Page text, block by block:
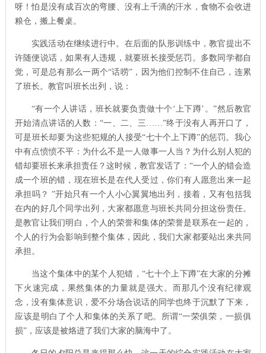
呀！怕是没有成百次的弯腰、没有上千滴的汗水，食物不会收进
粮仓，搬上餐桌。
实践活动在继续进行中。在后面的队形训练中，教官提出不
许随便说话，如果有人违规，就要班长接受惩罚。多数同学都自
觉，可是总有那么一两个“话唠”，因为他们控制不住自己，连累
了班长。教官叫班长出列，说：
“有一个人讲话，班长就要负责做十个‘上下蹲’。”然后教官
开始清点讲话的人数：“一、二、三……”终于没有人再开口了，
可是班长却要为这些犯规的人接受“七十个上下蹲”的惩罚。我心
中有点愤愤不平：为什么不是一人做事一人当？为什么别人犯的
错却要班长来承担责任？这时候，教官发话了：“一个人的错会造
成一个班的错，现在班长是在代人受过，你们有人愿意出来一起
承担吗？ ”开始只有一个人小心翼翼地出列，接着，又有包括我
在内的好几个同学出列，大家都愿意与班长共同分担这份责任。
是教官让我们明白，个人的荣誉和集体的荣誉是联系在一起的，
个人的行为会影响到整个集体，因此，我们大家都要站出来共同
承担。
当这个集体中的某个人犯错，“七十个上下蹲”在大家的分摊
下火速完成，果然集体的力量就是强大。而那几个没有纪律观
念，没有集体意识，爱不分场合说话的同学也终于沉默了下来，
应该是明白了个人和集体的关系了吧。所谓“一荣俱荣，一损俱
损”，应该是被烙进了我们大家的脑海中了。